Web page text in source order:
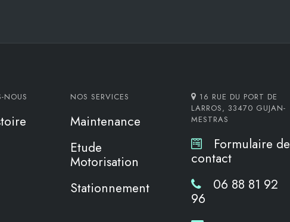
NOUS NOS SERVICES
Maintenance
Etude
Motorisation
Stationnement
16 RUE DU PORT DE
LARROS, 33470 GUJAN-
MESTRAS
Formulaire de
contact
06 88 81 92
96